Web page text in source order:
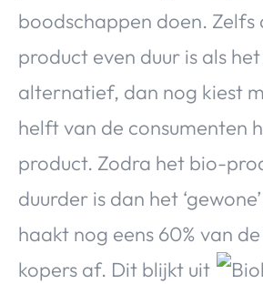
Health & Beauty
Nieuws & Media
Over Valerie
De Top 5
Contact
boodschappen doen. Zelfs
product even duur is als
alternatief, dan nog kiest
helft van de consumenten
product. Zodra het bio-
duurder is dan het
haakt nog eens 60% van de
kopers af. Dit blijkt uit